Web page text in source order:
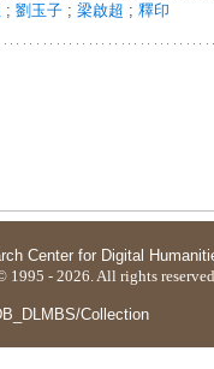
; 劉玉子 ; 梁啟超 ; 釋印
Center for Digital
- 2026. All rights reserved
Collection